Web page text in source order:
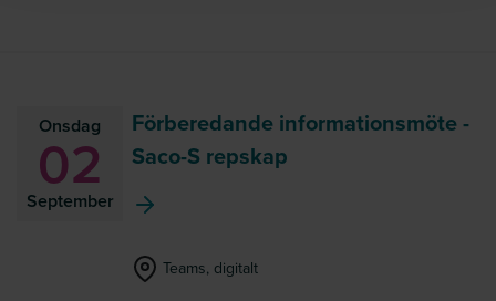
Onsdag
02
September
Förberedande informationsmöte -
Saco-S repskap
Teams, digitalt